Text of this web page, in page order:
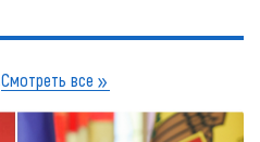
Смотреть все